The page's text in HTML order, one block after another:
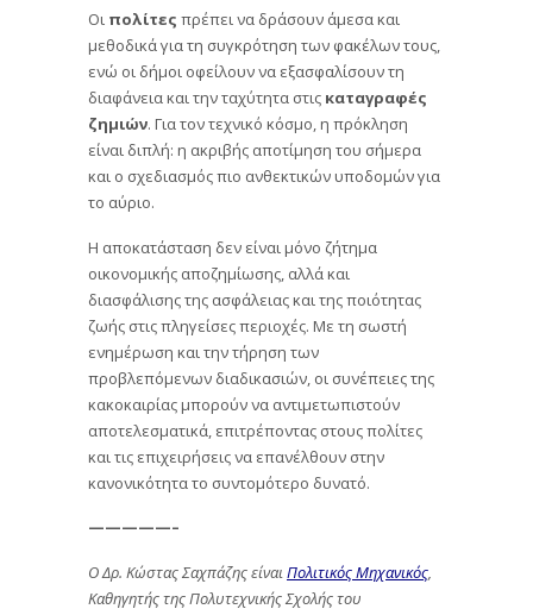
Οι πολίτες πρέπει να δράσουν άμεσα και
μεθοδικά για τη συγκρότηση των φακέλων τους,
ενώ οι δήμοι οφείλουν να εξασφαλίσουν τη
διαφάνεια και την ταχύτητα στις καταγραφές
ζημιών. Για τον τεχνικό κόσμο, η πρόκληση
είναι διπλή: η ακριβής αποτίμηση του σήμερα
και ο σχεδιασμός πιο ανθεκτικών υποδομών για
το αύριο.
Η αποκατάσταση δεν είναι μόνο ζήτημα
οικονομικής αποζημίωσης, αλλά και
διασφάλισης της ασφάλειας και της ποιότητας
ζωής στις πληγείσες περιοχές. Με τη σωστή
ενημέρωση και την τήρηση των
προβλεπόμενων διαδικασιών, οι συνέπειες της
κακοκαιρίας μπορούν να αντιμετωπιστούν
αποτελεσματικά, επιτρέποντας στους πολίτες
και τις επιχειρήσεις να επανέλθουν στην
κανονικότητα το συντομότερο δυνατό.
—————–
Ο Δρ. Κώστας Σαχπάζης είναι Πολιτικός Μηχανικός
Καθηγητής της Πολυτεχνικής Σχολής του